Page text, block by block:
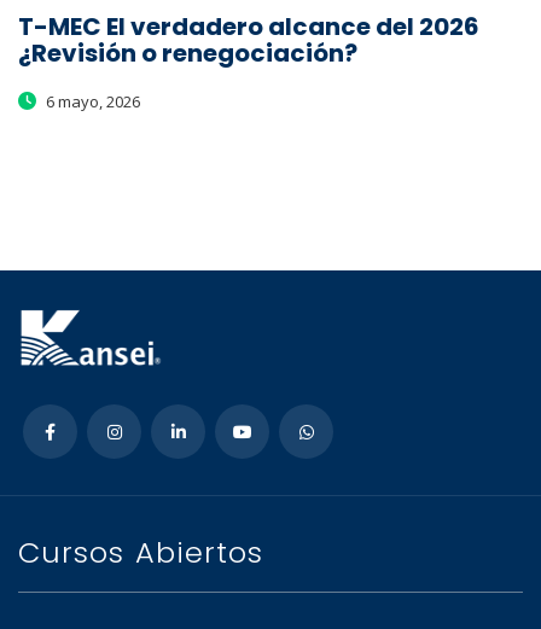
T-MEC El verdadero alcance del 2026
¿Revisión o renegociación?
6 mayo, 2026
Cursos Abiertos